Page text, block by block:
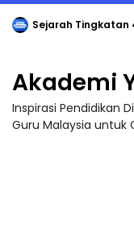
Sejarah Tingkatan
Akademi
Inspirasi Pendidikan
Guru Malaysia untuk